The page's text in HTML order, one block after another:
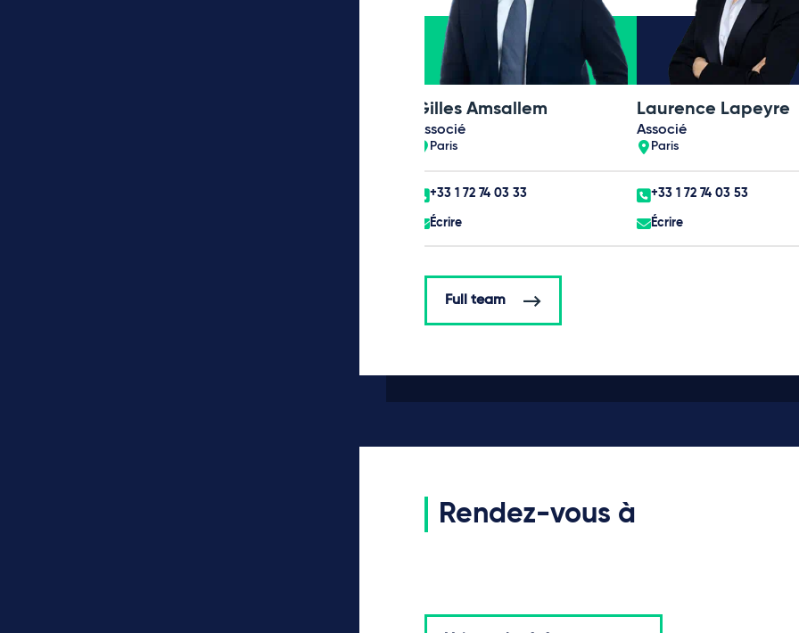
Gilles Amsallem
Associé
Paris
+33 1 72 74 03 33
Écrire
Laurence Lapeyre
Associé
Paris
+33 1 72 74 03 53
Écrire
Full team
Rendez-vous à